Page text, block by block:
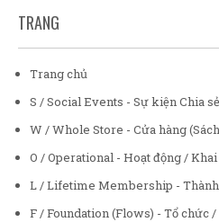
TRANG
Trang chủ
S / Social Events - Sự kiện Chia
W / Whole Store - Cửa hàng
O / Operational - Hoạt động /
L / Lifetime Membership -
F / Foundation (Flows) - Tổ chức